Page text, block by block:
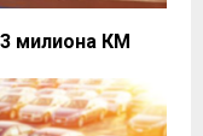
милиона КМ